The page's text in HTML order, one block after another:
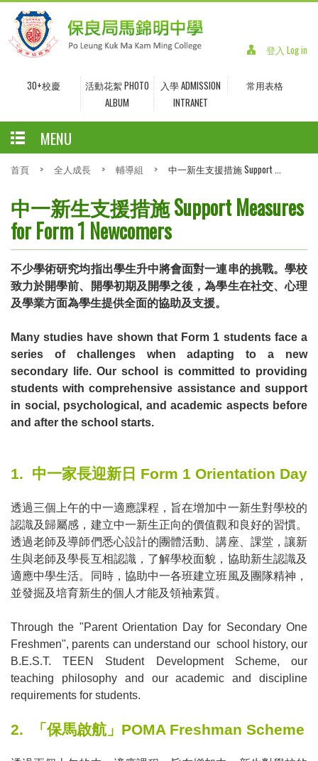
登入 Log in
30+校慶
活動花絮 PHOTO
ALBUM
入學 ADMISSION
常用表格
INTRANET
MENU
首頁 > 全人成長 > 輔導組 > 中一新生支援措施 Support ...
中一新生支援措施 Support Measures
for Form 1 Newcomers
不少學術研究均指出學生升中將會面對一連串的挑戰。學校
致力於開學前、開學初期及開學之後，為學生在社交、心理
及學業方面為學生提供全面的協助及支援。
Many studies have shown that Form 1 students face a
series of challenges when adapting to a new
secondary life. Our school is committed to providing
students with comprehensive assistance and support
in social, psychological, and academic aspects before
and after the school starts.
1. 中一家長迎新日 Form 1 Orientation Day
透過三個上午的中一適應課程，旨在增加中一新生對學校的
認識及歸屬感，建立中一新生正向的價值觀和良好的習慣。
透過老師及導師們悉心設計的團體活動、講座、課堂，讓新
生與老師及學長互相認識，了解學校面貌，協助新生認識及
適應中學生活。同時，協助中一各班建立班風及團隊精神，
並發掘及培育新生的個人才能及領袖素質。
Through the "Parent Orientation Day for Secondary One
Freshmen", parents can understand our school history, our
B.E.S.T. TEEN Student Development Scheme, our
teaching philosophy and our academic and discipline
requirements for students.
2. 「保馬啟航」 POMA Freshman Scheme